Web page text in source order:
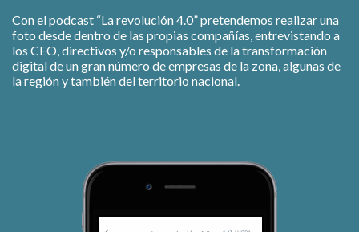
Con el podcast “La revolución 4.0” pretendemos realizar una
foto desde dentro de las propias compañías, entrevistando a
los CEO, directivos y/o responsables de la transformación
digital de un gran número de empresas de la zona, algunas de
la región y también del territorio nacional.